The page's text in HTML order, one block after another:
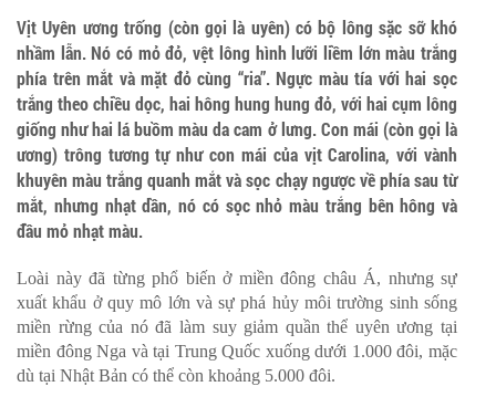
Vịt Uyên ương trống (còn gọi là uyên) có bộ lông sặc sỡ khó
nhầm lẫn. Nó có mỏ đỏ, vệt lông hình lưỡi liềm lớn màu trắng
phía trên mắt và mặt đỏ cùng “ria”. Ngực màu tía với hai sọc
trắng theo chiều dọc, hai hông hung hung đỏ, với hai cụm lông
giống như hai lá buồm màu da cam ở lưng. Con mái (còn gọi là
ương) trông tương tự như con mái của vịt Carolina, với vành
khuyên màu trắng quanh mắt và sọc chạy ngược về phía sau từ
mắt, nhưng nhạt dần, nó có sọc nhỏ màu trắng bên hông và
đầu mỏ nhạt màu.
Loài này đã từng phổ biến ở miền đông châu Á, nhưng sự
xuất khẩu ở quy mô lớn và sự phá hủy môi trường sinh sống
miền rừng của nó đã làm suy giảm quần thể uyên ương tại
miền đông Nga và tại Trung Quốc xuống dưới 1.000 đôi, mặc
dù tại Nhật Bản có thể còn khoảng 5.000 đôi.